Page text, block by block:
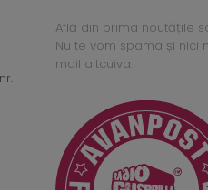
Află din prima noutățile
Nu te vom spama și
mail altcuiva.